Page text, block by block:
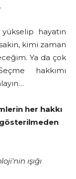
hayatın
kimi zaman
Ya da çok
hakkımı
her hakkı
ışığı